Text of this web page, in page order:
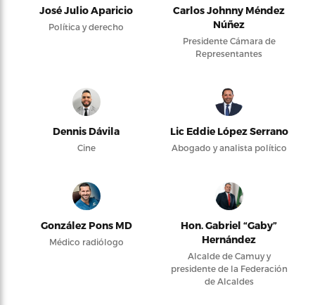
José Julio Aparicio
Política y derecho
Carlos Johnny Méndez
Núñez
Presidente Cámara de
Representantes
Dennis Dávila
Cine
Lic Eddie López Serrano
Abogado y analista político
González Pons MD
Médico radiólogo
Hon. Gabriel “Gaby”
Hernández
Alcalde de Camuy y
presidente de la Federación
de Alcaldes